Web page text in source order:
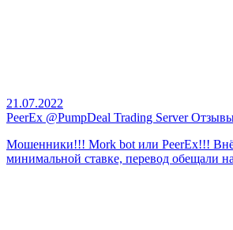
21.07.2022
PeerEx @PumpDeal Trading Server
Мошенники!!! Mork bot или PeerEx!!!
минимальной ставке, перевод обещали